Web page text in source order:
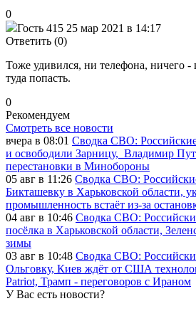
0
Гость 415 25 мар 2021 в 14:17
Ответить (0)
Тоже удивился, ни телефона, ничего -
туда попасть.
0
Рекомендуем
Смотреть все новости
вчера в 08:01 Сводка СВО:
и освободили Зарницу, Владимир
перестановки в Минобороны
05 авг в 11:26 Сводка СВО:
Бикташевку в Харьковской области,
промышленность встаёт из-за
04 авг в 10:46 Сводка СВО:
посёлка в Харьковской области,
зимы
03 авг в 10:48 Сводка СВО:
Ольговку, Киев ждёт от США
Patriot, Трамп - переговоров с Ираном
У Вас есть новости?